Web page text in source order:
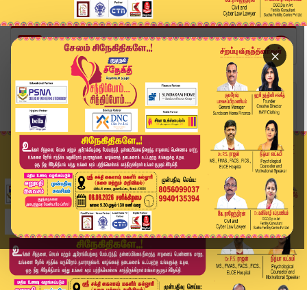
×
Home
வீடியோ ஸ்டோரி
டெல்லி கார் வெடிப்பு மர்மம் தீர்ந்தது – உமர் நப...